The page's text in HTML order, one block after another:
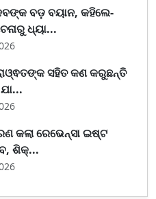
ବଡ଼ ବୟାନ, କହିଲେ-
ଧ୍ୟା...
ସହିତ କଣ କରୁଛନ୍ତି
କଲା ରେଭେନ୍ସା ଇଷ୍ଟ
ଶିକ୍...